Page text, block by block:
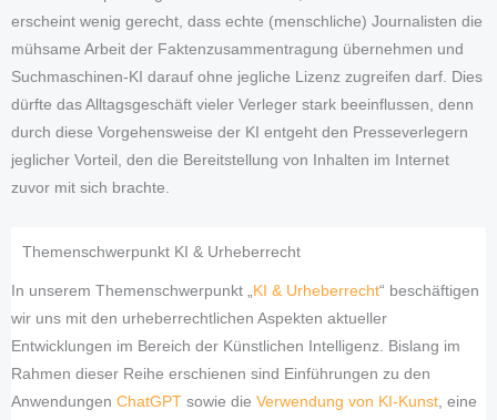
erscheint wenig gerecht, dass echte (menschliche) Journalisten die
mühsame Arbeit der Faktenzusammentragung übernehmen und
Suchmaschinen-KI darauf ohne jegliche Lizenz zugreifen darf. Dies
dürfte das Alltagsgeschäft vieler Verleger stark beeinflussen, denn
durch diese Vorgehensweise der KI entgeht den Presseverlegern
jeglicher Vorteil, den die Bereitstellung von Inhalten im Internet
zuvor mit sich brachte.
Themenschwerpunkt KI & Urheberrecht
In unserem Themenschwerpunkt „ KI & Urheberrecht“ beschäftigen
wir uns mit den urheberrechtlichen Aspekten aktueller
Entwicklungen im Bereich der Künstlichen Intelligenz. Bislang im
Rahmen dieser Reihe erschienen sind Einführungen zu den
Anwendungen ChatGPT sowie die Verwendung von KI-Kunst, eine